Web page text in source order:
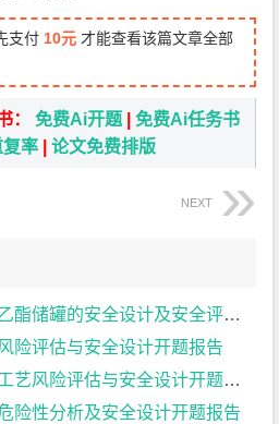
支付 10元 才能查看该篇文章全部
：免费Ai开题 |免费Ai任务书
率 |论文免费排版
NEXT
罐的安全设计及安全评价开题报告
险评估与安全设计开题报告
风险评估与安全设计开题报告
险性分析及安全设计开题报告